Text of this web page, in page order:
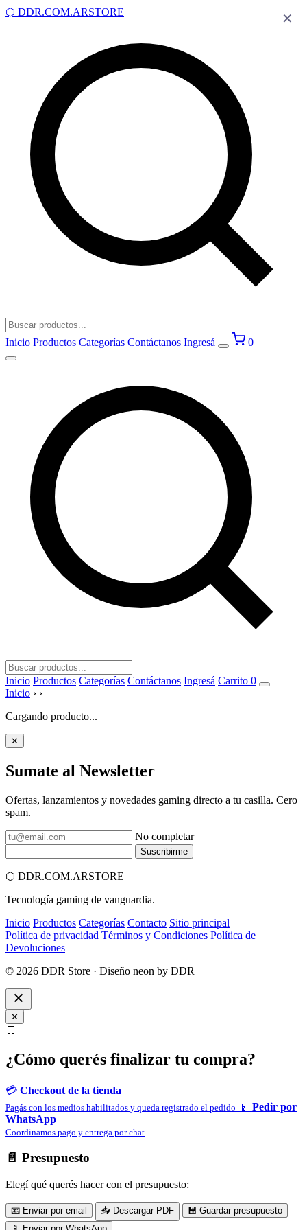
⬡ DDR.COM.ARSTORE
Inicio Productos Categorías Contáctanos Ingresá 0
Inicio Productos Categorías Contáctanos Ingresá Carrito 0
Inicio › ›
Cargando producto...
✕
Sumate al Newsletter
Ofertas, lanzamientos y novedades gaming directo a tu casilla. Cero
spam.
No completar
Suscribirme
⬡ DDR.COM.ARSTORE
Tecnología gaming de vanguardia.
Inicio Productos Categorías Contacto Sitio principal
Política de privacidad Términos y Condiciones Política de
Devoluciones
© 2026 DDR Store · Diseño neon by DDR
✕
🛒
¿Cómo querés finalizar tu compra?
💳 Checkout de la tienda
Pagás con los medios habilitados y queda registrado el pedido 📱 Pedir por
WhatsApp
Coordinamos pago y entrega por chat
✕
📄 Presupuesto
Elegí qué querés hacer con el presupuesto:
📧 Enviar por email 📥 Descargar PDF
💾 Guardar presupuesto